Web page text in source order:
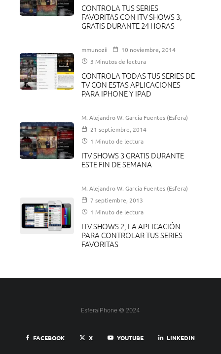
CONTROLA TUS SERIES
FAVORITAS CON ITV SHOWS 3,
GRATIS DURANTE 24 HORAS
mmunozii
10 noviembre, 2014
3 Minutos de lectura
CONTROLA TODAS TUS SERIES DE
TV CON ESTAS APLICACIONES
PARA IPHONE Y IPAD
M. Alejandro W. García Fuentes (Esfera)
21 septiembre, 2014
1 Minuto de lectura
ITV SHOWS 3 GRATIS DURANTE
ESTE FIN DE SEMANA
M. Alejandro W. García Fuentes (Esfera)
7 septiembre, 2013
1 Minuto de lectura
ITV SHOWS 2, LA APLICACIÓN
PARA CONTROLAR TUS SERIES
FAVORITAS
EsferaiPhone © 2024
FACEBOOK X YOUTUBE LINKEDIN